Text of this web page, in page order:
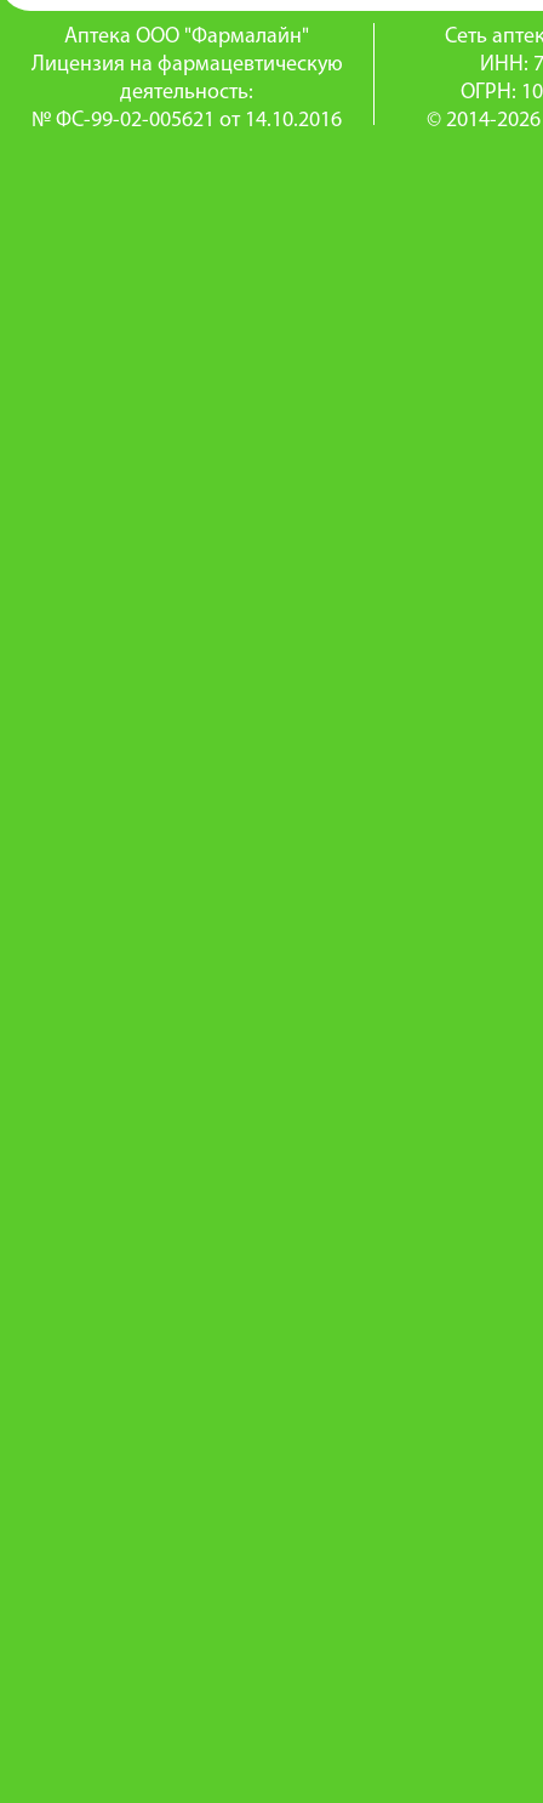
Аптека ООО "Фармалайн"
Лицензия на фармацевтическую
деятельность:
№ ФС-99-02-005621 от 14.10.2016
Сеть
ИНН:
ОГРН:
© 2014-